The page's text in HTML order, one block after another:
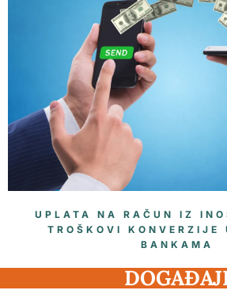
UPLATA NA RAČUN IZ
TROŠKOVI KONVERZIJE
BANKAMA